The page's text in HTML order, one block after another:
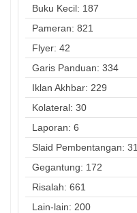
Buku Kecil: 187
Pameran: 821
Flyer: 42
Garis Panduan: 334
Iklan Akhbar: 229
Kolateral: 30
Laporan: 6
Slaid Pembentangan: 31
Gegantung: 172
Risalah: 661
Lain-lain: 200